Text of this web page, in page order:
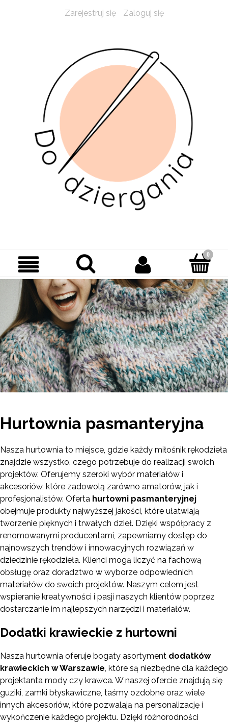
Zarejestruj się Zaloguj się
Hurtownia pasmanteryjna
Nasza hurtownia to miejsce, gdzie każdy miłośnik rękodzieła
znajdzie wszystko, czego potrzebuje do realizacji swoich
projektów. Oferujemy szeroki wybór materiałów i
akcesoriów, które zadowolą zarówno amatorów, jak i
profesjonalistów. Oferta hurtowni pasmanteryjnej
obejmuje produkty najwyższej jakości, które ułatwiają
tworzenie pięknych i trwałych dzieł. Dzięki współpracy z
renomowanymi producentami, zapewniamy dostęp do
najnowszych trendów i innowacyjnych rozwiązań w
dziedzinie rękodzieła. Klienci mogą liczyć na fachową
obsługę oraz doradztwo w wyborze odpowiednich
materiałów do swoich projektów. Naszym celem jest
wspieranie kreatywności i pasji naszych klientów poprzez
dostarczanie im najlepszych narzędzi i materiałów.
Dodatki krawieckie z hurtowni
Nasza hurtownia oferuje bogaty asortyment dodatków
krawieckich w Warszawie, które są niezbędne dla każdego
projektanta mody czy krawca. W naszej ofercie znajdują się
guziki, zamki błyskawiczne, taśmy ozdobne oraz wiele
innych akcesoriów, które pozwalają na personalizację i
wykończenie każdego projektu. Dzięki różnorodności